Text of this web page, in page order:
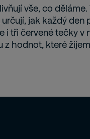
vše, co
jak každý den
i tři červené tečky v
z hodnot, které